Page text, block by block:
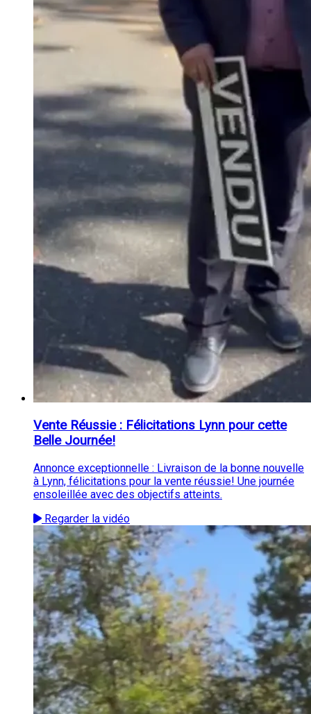
Vente Réussie : Félicitations Lynn pour cette
Belle Journée!
Annonce exceptionnelle : Livraison de la bonne nouvelle
à Lynn, félicitations pour la vente réussie! Une journée
ensoleillée avec des objectifs atteints.
Regarder la vidéo